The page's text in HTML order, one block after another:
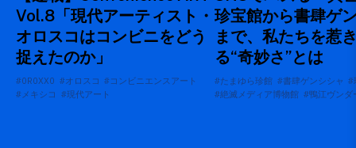
Vol.8「現代アーティスト・
オロスコはコンビニをどう
捉えたのか」
#OROXXO #オロスコ #コンビニエンスアート
#メキシコ #現代アート
珍宝館から書肆ゲ
まで、私たちを惹
る“奇妙さ”とは
#たまゆら珍館 #書肆ゲンシシャ #
#絶滅メディア博物館 #鴨江ヴンダ